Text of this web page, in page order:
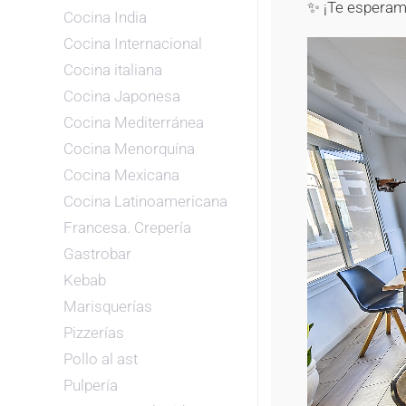
Cocina India
Cocina Internacional
Cocina italiana
Cocina Japonesa
Cocina Mediterránea
Cocina Menorquína
Cocina Mexicana
Cocina Latinoamericana
Francesa. Crepería
Gastrobar
Kebab
Marisquerías
Pizzerías
Pollo al ast
Pulpería
✨ ¡Te